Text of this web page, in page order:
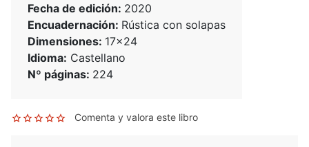
Fecha de edición: 2020
Encuadernación: Rústica con solapas
Dimensiones: 17x24
Idioma: Castellano
Nº páginas: 224
Comenta y valora este libro